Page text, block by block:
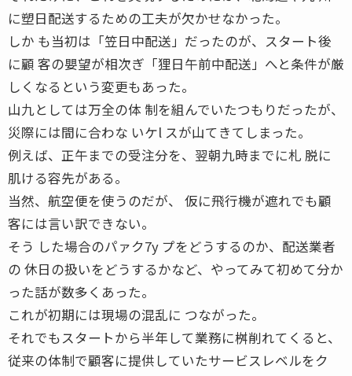
に塑日配送するための工夫が欠かせなかった。
しか も当初は「笠日中配送」だったのが、スタート後
に顧 客の嬰望が相次ぎ「狸日午前中配送」へと条件が厳
しくなるという変更もあった。
山九としては万全の体 制を組んでいたつもりだったが、
災際には間に合わな いケl スが山てきてしまった。
例えば、正午までの受注分を、翌朝九時までに札 脱に
肌ける容先がある。
当然、航空便を使うのだが、 仮に飛行機が遮れでも顧
客には言い訳できない。
そう した場合のパァク7y プをどうするのか、配送業者
の 休日の扱いをどうするかなど、やってみて初めて分か
った話が数多くあった。
これが初期には現場の混乱に つながった。
それでもスタートから半年して業務に桝削れてくると、
従来の体制で顧客に提供していたサービスレベルをク